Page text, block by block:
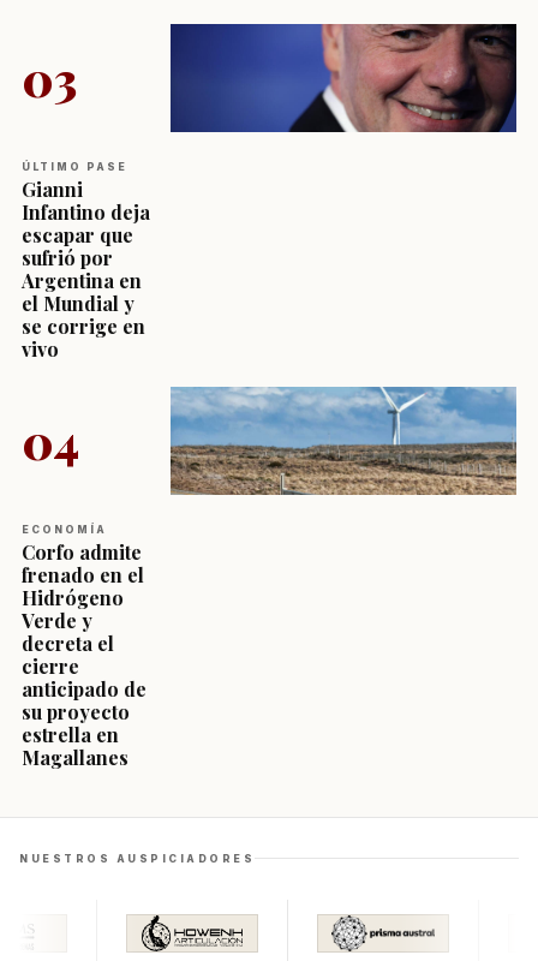
03
ÚLTIMO PASE
Gianni
Infantino deja
escapar que
sufrió por
Argentina en
el Mundial y
se corrige en
vivo
04
ECONOMÍA
Corfo admite
frenado en el
Hidrógeno
Verde y
decreta el
cierre
anticipado de
su proyecto
estrella en
Magallanes
NUESTROS AUSPICIADORES